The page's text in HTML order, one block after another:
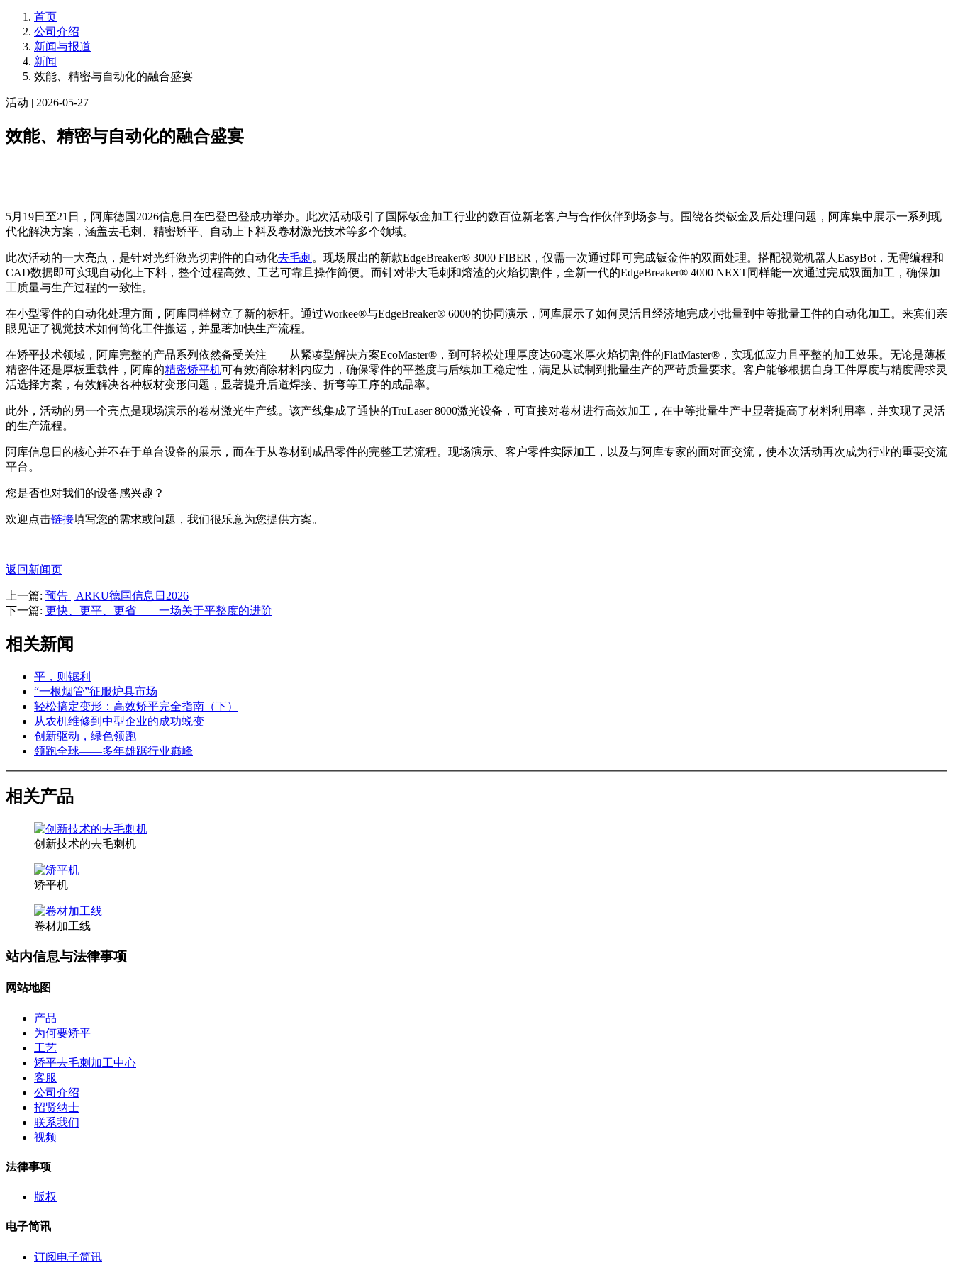
首页
公司介绍
新闻与报道
新闻
效能、精密与自动化的融合盛宴
活动 | 2026-05-27
效能、精密与自动化的融合盛宴
5月19日至21日，阿库德国2026信息日在巴登巴登成功举办。此次活动吸引了国际钣金加工行业的数百位新老客户与合作伙伴到场参与。围绕各类钣金及后处理问题，阿库集中展示一系列现
代化解决方案，涵盖去毛刺、精密矫平、自动上下料及卷材激光技术等多个领域。
此次活动的一大亮点，是针对光纤激光切割件的自动化去毛刺 。现场展出的新款EdgeBreaker® 3000 FIBER，仅需一次通过即可完成钣金件的双面处理。搭配视觉机器人EasyBot，无需编程和
CAD数据即可实现自动化上下料，整个过程高效、工艺可靠且操作简便。而针对带大毛刺和熔渣的火焰切割件，全新一代的EdgeBreaker® 4000 NEXT同样能一次通过完成双面加工，确保加
工质量与生产过程的一致性。
在小型零件的自动化处理方面，阿库同样树立了新的标杆。通过Workee®与EdgeBreaker® 6000的协同演示，阿库展示了如何灵活且经济地完成小批量到中等批量工件的自动化加工。来宾们亲
眼见证了视觉技术如何简化工件搬运，并显著加快生产流程。
在矫平技术领域，阿库完整的产品系列依然备受关注——从紧凑型解决方案EcoMaster®，到可轻松处理厚度达60毫米厚火焰切割件的FlatMaster®，实现低应力且平整的加工效果。无论是薄板
精密件还是厚板重载件，阿库的精密矫平机可有效消除材料内应力，确保零件的平整度与后续加工稳定性，满足从试制到批量生产的严苛质量要求。客户能够根据自身工件厚度与精度需求灵
活选择方案，有效解决各种板材变形问题，显著提升后道焊接、折弯等工序的成品率。
此外，活动的另一个亮点是现场演示的卷材激光生产线。该产线集成了通快的TruLaser 8000激光设备，可直接对卷材进行高效加工，在中等批量生产中显著提高了材料利用率，并实现了灵活
的生产流程。
阿库信息日的核心并不在于单台设备的展示，而在于从卷材到成品零件的完整工艺流程。现场演示、客户零件实际加工，以及与阿库专家的面对面交流，使本次活动再次成为行业的重要交流
平台。
您是否也对我们的设备感兴趣？
欢迎点击链接填写您的需求或问题，我们很乐意为您提供方案。
返回新闻页
上一篇: 预告 | ARKU德国信息日2026
下一篇: 更快、更平、更省——一场关于平整度的进阶
相关新闻
平，则锯利
“一根烟管”征服炉具市场
轻松搞定变形：高效矫平完全指南（下）
从农机维修到中型企业的成功蜕变
创新驱动，绿色领跑
领跑全球——多年雄踞行业巅峰
相关产品
创新技术的去毛刺机
矫平机
卷材加工线
站内信息与法律事项
网站地图
产品
为何要矫平
工艺
矫平去毛刺加工中心
客服
公司介绍
招贤纳士
联系我们
视频
法律事项
版权
电子简讯
订阅电子简讯